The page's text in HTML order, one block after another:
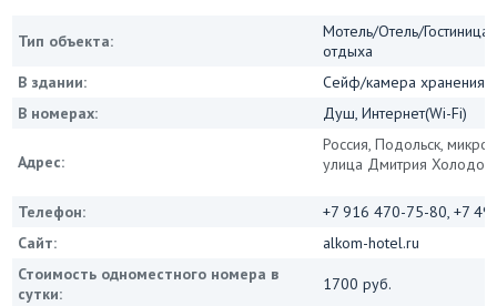
Тип объекта:
Мотель/Отель/
отдыха
В здании:
Сейф/камера хранения,
В номерах:
Душ, Интернет(Wi-Fi)
Адрес:
Россия, Подольск,
улица Дмитрия
Телефон:
+7 916 470-75-80, +7
Сайт:
alkom-hotel.ru
Стоимость одноместного номера в
сутки:
1700 руб.